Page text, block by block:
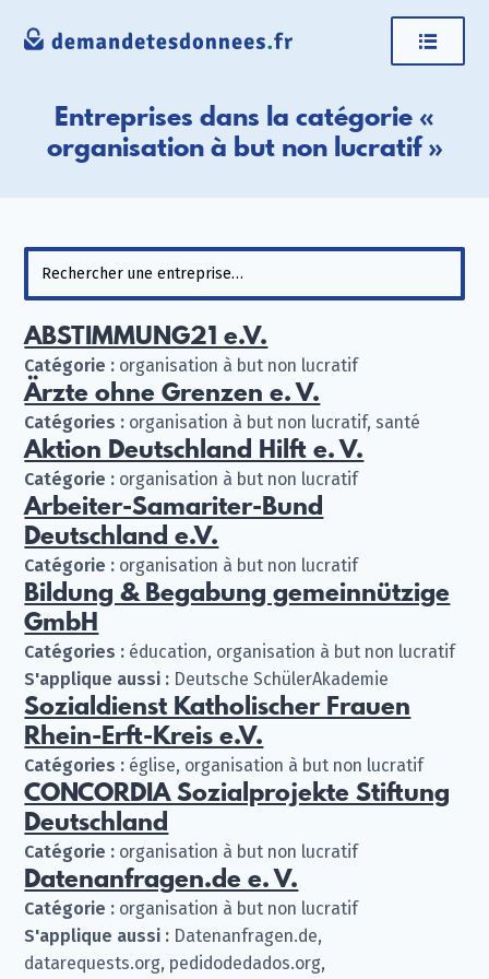
Entreprises dans la catégorie «
organisation à but non lucratif »
ABSTIMMUNG21 e.V.
Catégorie : organisation à but non lucratif
Ärzte ohne Grenzen e. V.
Catégories : organisation à but non lucratif, santé
Aktion Deutschland Hilft e. V.
Catégorie : organisation à but non lucratif
Arbeiter-Samariter-Bund
Deutschland e.V.
Catégorie : organisation à but non lucratif
Bildung & Begabung gemeinnützige
GmbH
Catégories : éducation, organisation à but non lucratif
S'applique aussi : Deutsche SchülerAkademie
Sozialdienst Katholischer Frauen
Rhein-Erft-Kreis e.V.
Catégories : église, organisation à but non lucratif
CONCORDIA Sozialprojekte Stiftung
Deutschland
Catégorie : organisation à but non lucratif
Datenanfragen.de e. V.
Catégorie : organisation à but non lucratif
S'applique aussi : Datenanfragen.de,
datarequests.org, pedidodedados.org,